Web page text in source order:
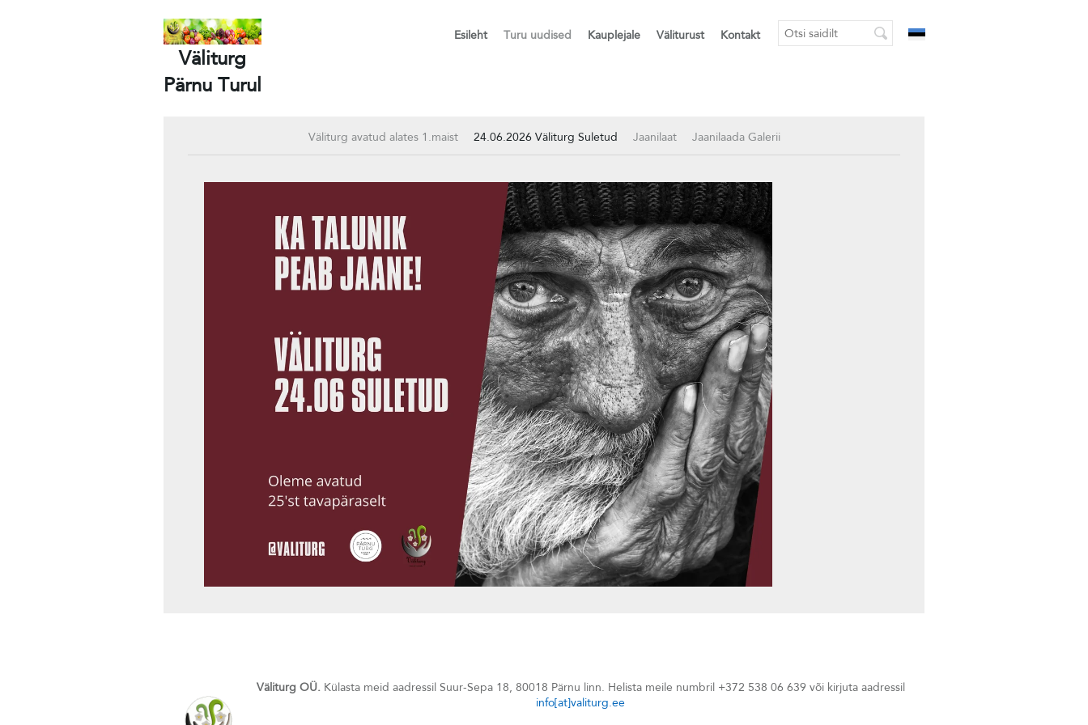
Väliturg
Pärnu Turul
Esileht Turu uudised Kauplejale Väliturust Kontakt
Väliturg avatud alates 1.maist 24.06.2026 Väliturg Suletud Jaanilaat Jaanilaada Galerii
Väliturg OÜ.Külasta meid aadressil Suur-Sepa 18, 80018 Pärnu linn. Helista meile numbril +372 538 06 639 või kirjuta aadressil
info[at]valiturg.ee